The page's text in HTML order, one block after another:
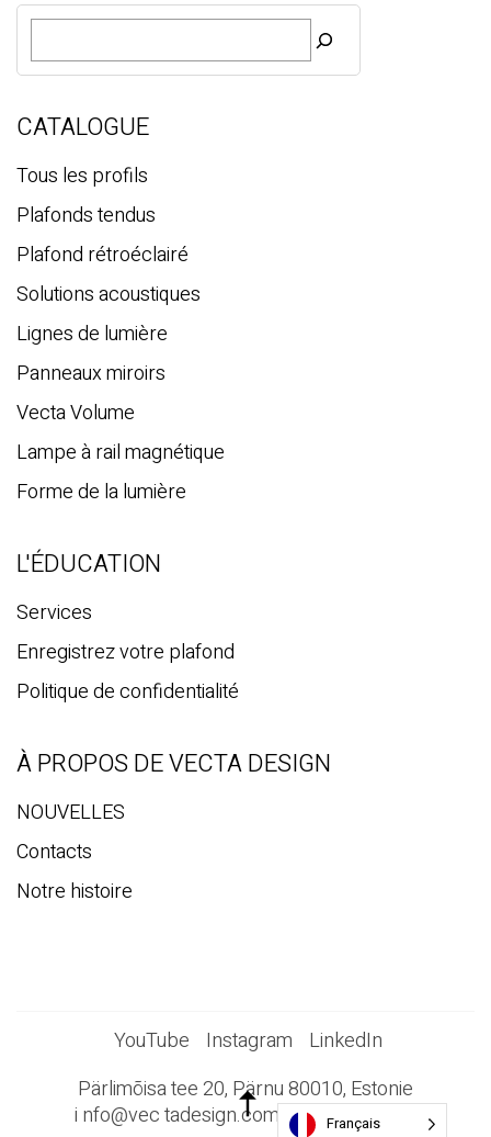
R
c
e
c
h
e
CATALOGUE
Tous les profils
Plafonds tendus
Plafond rétroéclairé
Solutions acoustiques
Lignes de lumière
Panneaux miroirs
Vecta Volume
Lampe à rail magnétique
Forme de la lumière
L'ÉDUCATION
Services
Enregistrez votre plafond
Politique de confidentialité
À PROPOS DE VECTA DESIGN
NOUVELLES
Contacts
Notre histoire
YouTube Instagram
LinkedIn
Pärlimõisa tee 20, Pärnu 80010, Estonie
i nfo@vectadesign.com +372 44 23 023
Français